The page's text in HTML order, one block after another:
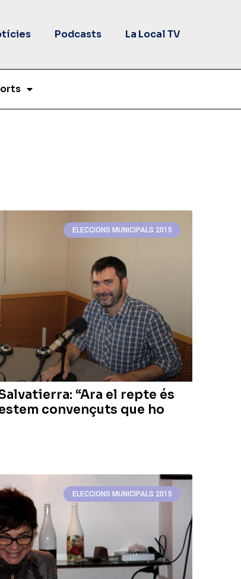
Podcasts La Local TV
ELECCIONS MUNICIPALS 2015
“Ara el repte és
convençuts que ho
ELECCIONS MUNICIPALS 2015